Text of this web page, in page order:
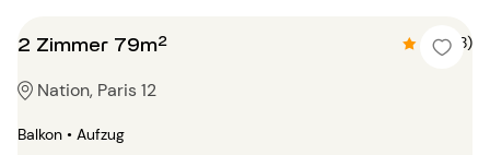
2 Zimmer 79m² 4.8 (18)
Nation, Paris 12
Balkon • Aufzug